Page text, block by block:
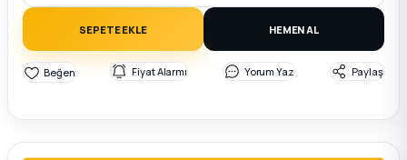
Parça
Sedan
SEPETE EKLE HEMEN AL
Fiyat Alarmı Yorum Yaz Paylaş